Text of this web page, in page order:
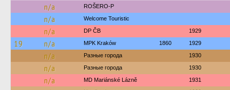
n/a ROŠERO-P
n/a Welcome Touristic
n/a DP ČB 1929
19 n/a MPK Kraków 1860 1929
n/a Разные города 1930
n/a Разные города 1930
n/a MD Mariánské Lázně 1931